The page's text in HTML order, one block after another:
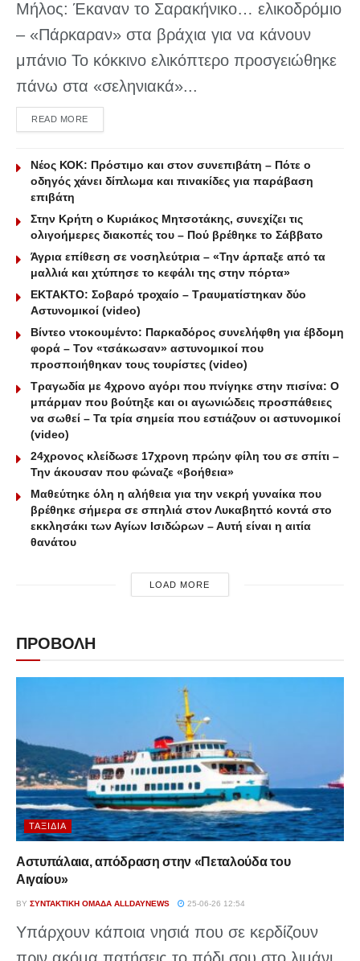
Μήλος: Έκαναν το Σαρακήνικο… ελικοδρόμιο
– «Πάρκαραν» στα βράχια για να κάνουν
μπάνιο Το κόκκινο ελικόπτερο προσγειώθηκε
πάνω στα «σεληνιακά»...
READ MOREDETAILS
Νέος ΚΟΚ: Πρόστιμο και στον συνεπιβάτη – Πότε ο
οδηγός χάνει δίπλωμα και πινακίδες για παράβαση
επιβάτη
Στην Κρήτη ο Κυριάκος Μητσοτάκης, συνεχίζει τις
ολιγοήμερες διακοπές του – Πού βρέθηκε το Σάββατο
Άγρια επίθεση σε νοσηλεύτρια – «Την άρπαξε από τα
μαλλιά και χτύπησε το κεφάλι της στην πόρτα»
ΕΚΤΑΚΤΟ: Σοβαρό τροχαίο – Τραυματίστηκαν δύο
Αστυνομικοί (video)
Βίντεο ντοκουμέντο: Παρκαδόρος συνελήφθη για έβδομη
φορά – Τον «τσάκωσαν» αστυνομικοί που
προσποιήθηκαν τους τουρίστες (video)
Τραγωδία με 4χρονο αγόρι που πνίγηκε στην πισίνα: O
μπάρμαν που βούτηξε και οι αγωνιώδεις προσπάθειες
να σωθεί – Τα τρία σημεία που εστιάζουν οι αστυνομικοί
(video)
24χρονος κλείδωσε 17χρονη πρώην φίλη του σε σπίτι –
Την άκουσαν που φώναζε «βοήθεια»
Μαθεύτηκε όλη η αλήθεια για την νεκρή γυναίκα που
βρέθηκε σήμερα σε σπηλιά στον Λυκαβηττό κοντά στο
εκκλησάκι των Αγίων Ισιδώρων – Αυτή είναι η αιτία
θανάτου
LOAD MORE
ΠΡΟΒΟΛΗ
ΤΑΞΊΔΙΑ
Αστυπάλαια, απόδραση στην «Πεταλούδα του
Αιγαίου»
BY ΣΥΝΤΑΚΤΙΚΉ ΟΜΆΔΑ ALLDAYNEWS 25-06-26 12:54
Υπάρχουν κάποια νησιά που σε κερδίζουν